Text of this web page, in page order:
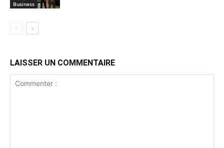
Business
LAISSER UN COMMENTAIRE